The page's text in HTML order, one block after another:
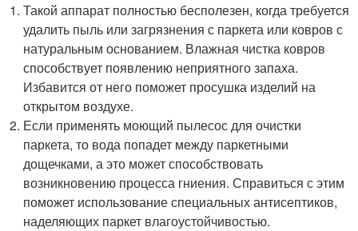
Такой аппарат полностью бесполезен, когда требуется
удалить пыль или загрязнения с паркета или ковров с
натуральным основанием. Влажная чистка ковров
способствует появлению неприятного запаха.
Избавится от него поможет просушка изделий на
открытом воздухе.­
Если применять моющий пылесос для очистки
паркета, то вода попадет между паркетными
дощечками, а это может способствовать
возникновению процесса гниения. Справиться с этим
поможет использование специальных антисептиков,
наделяющих паркет влагоустойчивостью.